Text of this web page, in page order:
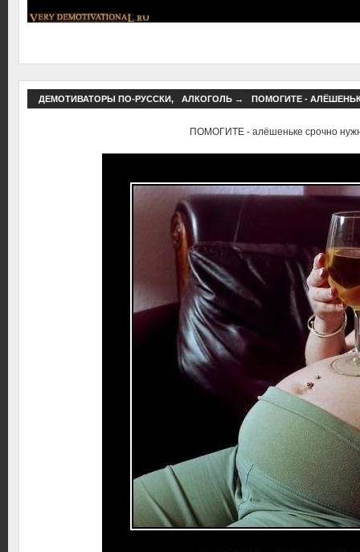
ДЕМОТИВАТОРЫ ПО-РУССКИ, АЛКОГОЛЬ→ ПОМОГИТЕ -
ПОМОГИТЕ - алёшеньке срочно